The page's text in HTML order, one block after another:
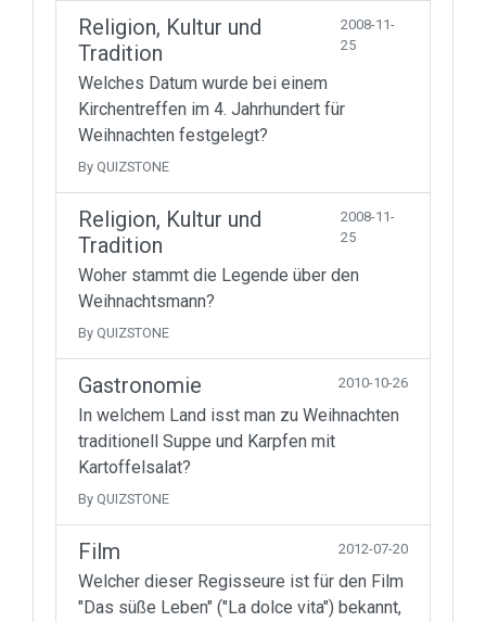
Religion, Kultur und
Tradition
2008-11-
25
Welches Datum wurde bei einem
Kirchentreffen im 4. Jahrhundert für
Weihnachten festgelegt?
By QUIZSTONE
Religion, Kultur und
Tradition
2008-11-
25
Woher stammt die Legende über den
Weihnachtsmann?
By QUIZSTONE
Gastronomie 2010-10-26
In welchem Land isst man zu Weihnachten
traditionell Suppe und Karpfen mit
Kartoffelsalat?
By QUIZSTONE
Film 2012-07-20
Welcher dieser Regisseure ist für den Film
"Das süße Leben" ("La dolce vita") bekannt,